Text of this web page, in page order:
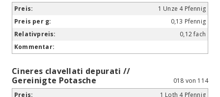
1 Unze 4 Pfennig
0,13 Pfennig
0,12 fach
Cineres clavellati depurati //
Gereinigte Potasche
018 von 114
1 Loth 4 Pfennig